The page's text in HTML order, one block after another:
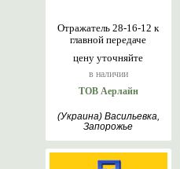
цену уточняйте
в наличии
Отражатель 28-16-12 к
главной передаче
ТОВ Аерлайн
(Украина) Васильевка,
Запорожье